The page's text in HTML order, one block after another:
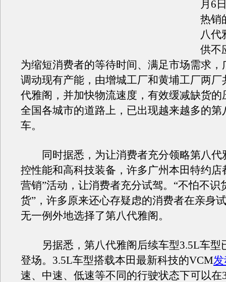
月6
热销
八代
供不
为缩短消费者的等待时间、满足市场需求，
调动现有产能，由增城工厂和黄埔工厂两厂
代雅阁，并加快物流速度，有效缓减缺货的
全国各城市的道路上，已出现越来越多的第
车。
同时据悉，为让消费者充分领略第八代
控性能和高科技装备，许多广州本田特约店
营销”活动，让消费者充分试驾。“不怕不识
货”，许多原来还心存疑虑的消费者在亲身
无一例外地选择了第八代雅阁。
另据悉，第八代雅阁后续车型3.5L车型
登场。3.5L车型搭载本田最新科技的VCM
速、中速、低速等不同的行驶状态下可以在